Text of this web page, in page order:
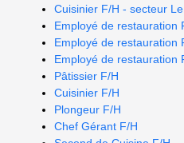
Cuisinier F/H - secteur
Employé de restauration
Employé de restauration
Employé de restauration
Pâtissier F/H
Cuisinier F/H
Plongeur F/H
Chef Gérant F/H